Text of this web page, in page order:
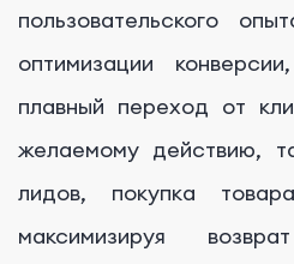
пользовательского
оптимизации
плавный переход от
желаемому действию,
лидов, покупка
максимизируя